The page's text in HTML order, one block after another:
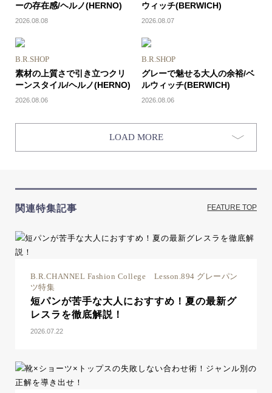
ーの存在感/ヘルノ(HERNO)
2026.08.08
ウィッチ(BERWICH)
2026.08.07
B.R.SHOP
素材の上質さで引き立つクリ
ーンスタイル/ヘルノ(HERNO)
2026.08.06
B.R.SHOP
グレーで魅せる大人の余裕/ベ
ルウィッチ(BERWICH)
2026.08.06
LOAD MORE
関連特集記事 FEATURE TOP
B.R.CHANNEL Fashion College Lesson.894 グレーパン
ツ特集
短パンが苦手な大人におすすめ！夏の最新グ
レスラを徹底解説！
2026.07.22